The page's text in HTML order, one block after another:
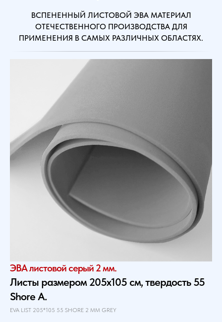
ВСПЕНЕННЫЙ ЛИСТОВОЙ ЭВА МАТЕРИАЛ
ОТЕЧЕСТВЕННОГО ПРОИЗВОДСТВА ДЛЯ
ПРИМЕНЕНИЯ В САМЫХ РАЗЛИЧНЫХ ОБЛАСТЯХ.
ЭВА листовой серый 2 мм.
Листы размером 205х105 см, твердость 55
Shore A.
EVA LIST 205*105 55 SHORE 2 MM GREY